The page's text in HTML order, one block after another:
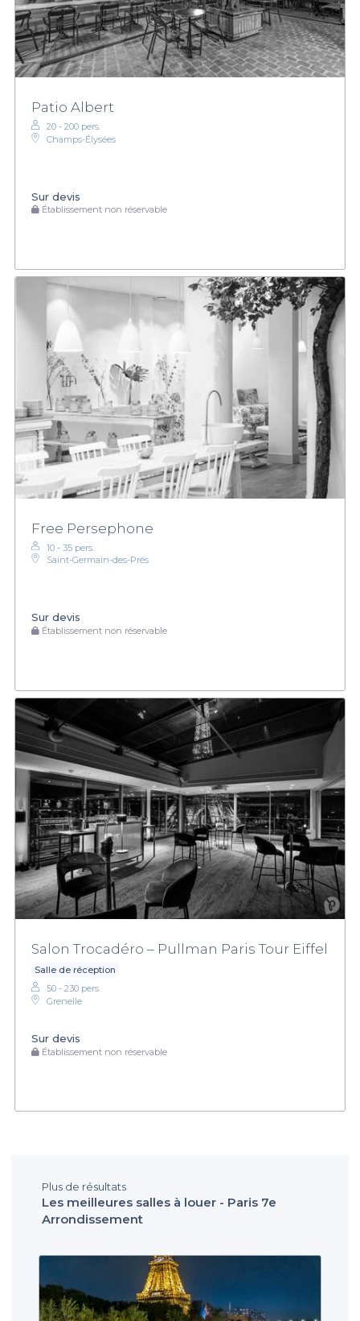
Patio Albert
20 - 200 pers.
Champs-Élysées
Sur devis
Établissement non réservable
Free Persephone
10 - 35 pers.
Saint-Germain-des-Prés
Sur devis
Établissement non réservable
Salon Trocadéro – Pullman Paris Tour Eiffel
Salle de réception
50 - 230 pers.
Grenelle
Sur devis
Établissement non réservable
Plus de résultats
Les meilleures salles à louer - Paris 7e
Arrondissement